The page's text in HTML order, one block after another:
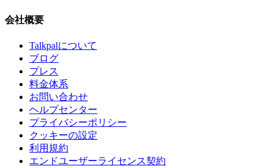
会社概要
Talkpalについて
ブログ
プレス
料金体系
お問い合わせ
ヘルプセンター
プライバシーポリシー
クッキーの設定
利用規約
エンドユーザーライセンス契約